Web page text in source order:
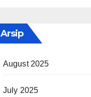
Arsip
August 2025
July 2025